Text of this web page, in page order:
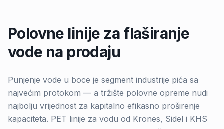
Polovne linije za flaširanje
vode na prodaju
Punjenje vode u boce je segment industrije pića sa
najvećim protokom — a tržište polovne opreme nudi
najbolju vrijednost za kapitalno efikasno proširenje
kapaciteta. PET linije za vodu od Krones, Sidel i KHS